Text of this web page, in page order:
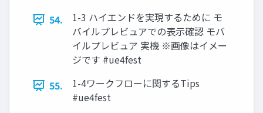
54.
1-3 ハイエンドを実現するために モ
バイルプレビュアでの表示確認 モバ
イルプレビュア 実機 ※画像はイメー
ジです #ue4fest
55.
1-4ワークフローに関するTips
#ue4fest